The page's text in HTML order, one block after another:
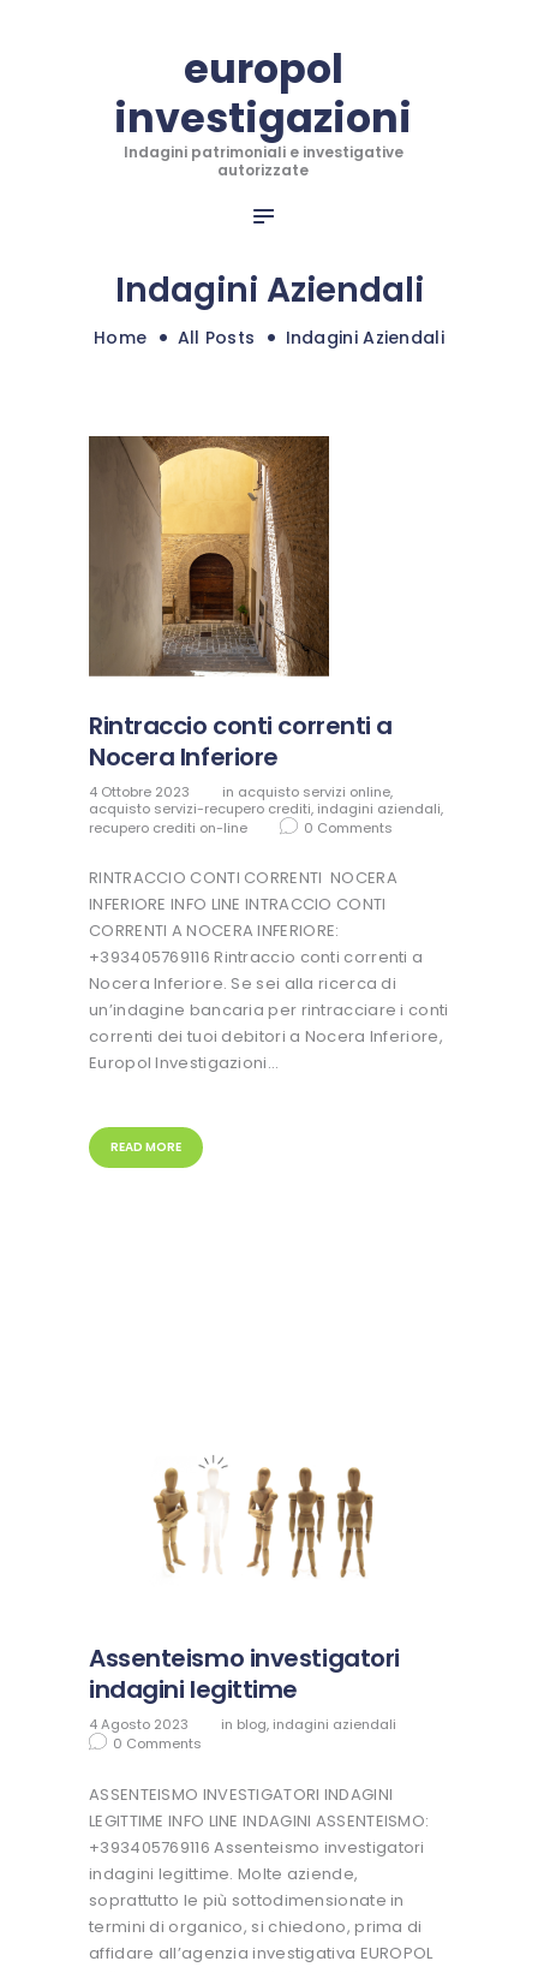
europol
investigazioni
Indagini patrimoniali e investigative
autorizzate
Indagini Aziendali
Home All Posts Indagini Aziendali
europol investigazioni
Indagini patrimoniali e investigative autorizzate
INFO PER RECUPERO
INVESTIGAZIONI
INDAGINI INTERNAZIONALI
CONTATTI
Rintraccio conti correnti a
Nocera Inferiore
4 Ottobre 2023 in acquisto servizi online,
acquisto servizi-recupero crediti, indagini aziendali,
recupero crediti on-line
0 Comments
RINTRACCIO CONTI CORRENTI NOCERA
INFERIORE INFO LINE INTRACCIO CONTI
CORRENTI A NOCERA INFERIORE:
+393405769116 Rintraccio conti correnti a
Nocera Inferiore. Se sei alla ricerca di
un’indagine bancaria per rintracciare i conti
correnti dei tuoi debitori a Nocera Inferiore,
Europol Investigazioni…
READ MORE
Assenteismo investigatori
indagini legittime
4 Agosto 2023 in blog, indagini aziendali
0 Comments
ASSENTEISMO INVESTIGATORI INDAGINI
LEGITTIME INFO LINE INDAGINI ASSENTEISMO:
+393405769116 Assenteismo investigatori
indagini legittime. Molte aziende,
soprattutto le più sottodimensionate in
termini di organico, si chiedono, prima di
affidare all’agenzia investigativa EUROPOL